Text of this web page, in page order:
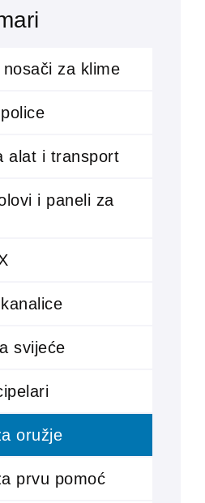
za klime
alat i transport
i paneli za
svijeće
oružje
prvu pomoć